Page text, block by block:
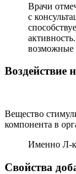
Врачи
с
возможные
Воздействие
Вещество
компонента в
Именно Л-
Свойства